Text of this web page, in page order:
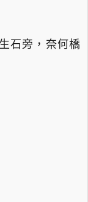
石旁，奈何橋